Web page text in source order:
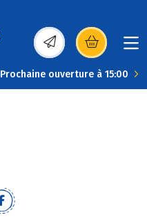
(s’ouvre dans une
Prochaine ouverture à 15:00